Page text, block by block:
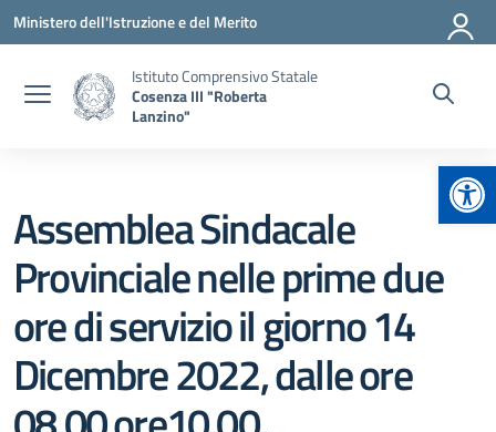
Vai ai contenuti
Vai al menu di navigazione
Vai al footer
Ministero dell'Istruzione e del Merito
Istituto Comprensivo Statale
Cosenza III "Roberta
Lanzino"
Assemblea Sindacale
Provinciale nelle prime due
ore di servizio il giorno 14
Dicembre 2022, dalle ore